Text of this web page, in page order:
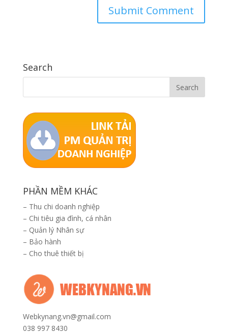
Search
PHẦN MỀM KHÁC
– Thu chi doanh nghiệp
– Chi tiêu gia đình, cá nhân
– Quản lý Nhân sự
– Bảo hành
– Cho thuê thiết bị
Webkynang.vn@gmail.com
038 997 8430